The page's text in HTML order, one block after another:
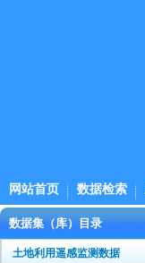
网站首页 数据检索
数据集（库）目录
土地利用遥感监测数据